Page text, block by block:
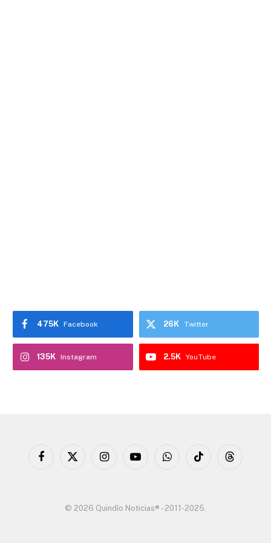
Facebook
475K Twitter
26K
Instagram
135K YouTube
2.5K
Facebook
X
InstagramYouTubeWhatsAppTikTok Threads
© 2026 Quindío Noticias® - 2011-2025.